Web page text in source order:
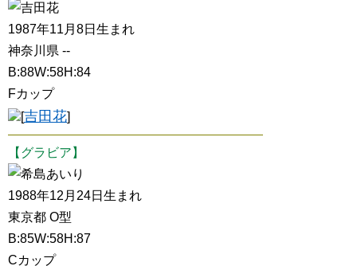
吉田花
1987年11月8日生まれ
神奈川県 --
B:88W:58H:84
Fカップ
[吉田花]
【グラビア】
希島あいり
1988年12月24日生まれ
東京都 O型
B:85W:58H:87
Cカップ